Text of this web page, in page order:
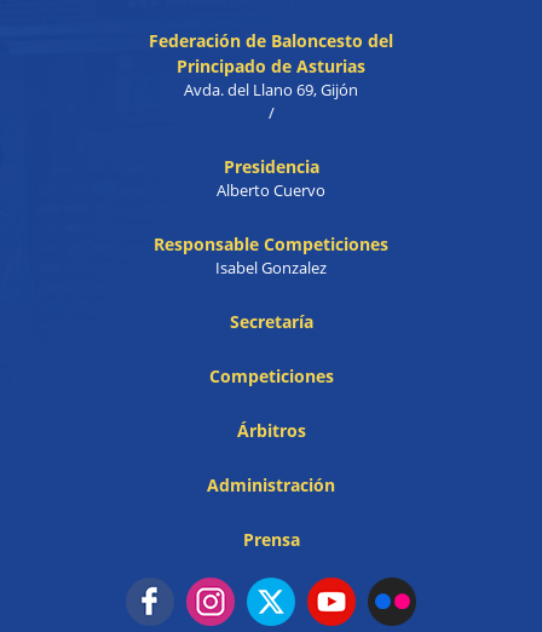
Federación de Baloncesto del
Principado de Asturias
Avda. del Llano 69, Gijón
/
Presidencia
Alberto Cuervo
Responsable Competiciones
Isabel Gonzalez
Secretaría
Competiciones
Árbitros
Administración
Prensa